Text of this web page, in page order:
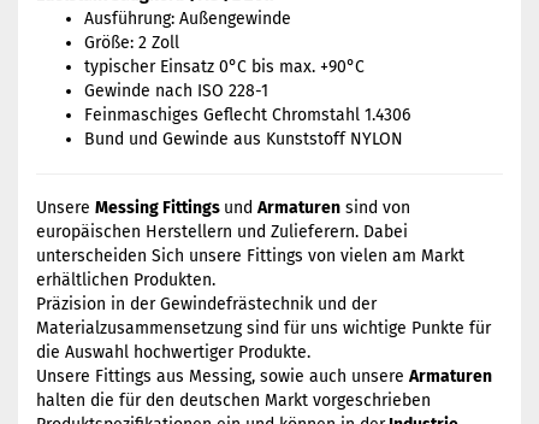
Ausführung: Außengewinde
Größe: 2 Zoll
typischer Einsatz 0°C bis max. +90°C
Gewinde nach ISO 228-1
Feinmaschiges Geflecht Chromstahl 1.4306
Bund und Gewinde aus Kunststoff NYLON
Unsere Messing Fittings und Armaturen sind von
europäischen Herstellern und Zulieferern. Dabei
unterscheiden Sich unsere Fittings von vielen am Markt
erhältlichen Produkten.
Präzision in der Gewindefrästechnik und der
Materialzusammensetzung sind für uns wichtige Punkte für
die Auswahl hochwertiger Produkte.
Unsere Fittings aus Messing, sowie auch unsere Armaturen
halten die für den deutschen Markt vorgeschrieben